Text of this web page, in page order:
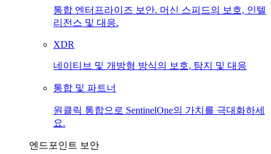
통합 엔터프라이즈 보안. 머신 스피드의 보호, 인텔
리전스 및 대응.
XDR
네이티브 및 개방형 방식의 보호, 탐지 및 대응
통합 및 파트너
원클릭 통합으로 SentinelOne의 가치를 극대화하세
요.
엔드포인트 보안